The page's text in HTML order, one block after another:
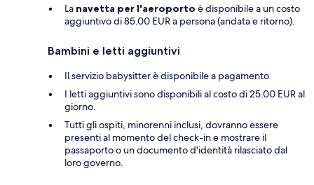
La navetta per l'aeroporto è disponibile a un costo
aggiuntivo di 85.00 EUR a persona (andata e ritorno).
Bambini e letti aggiuntivi
Il servizio babysitter è disponibile a pagamento
I letti aggiuntivi sono disponibili al costo di 25.00 EUR al
giorno.
Tutti gli ospiti, minorenni inclusi, dovranno essere
presenti al momento del check-in e mostrare il
passaporto o un documento d'identità rilasciato dal
loro governo.